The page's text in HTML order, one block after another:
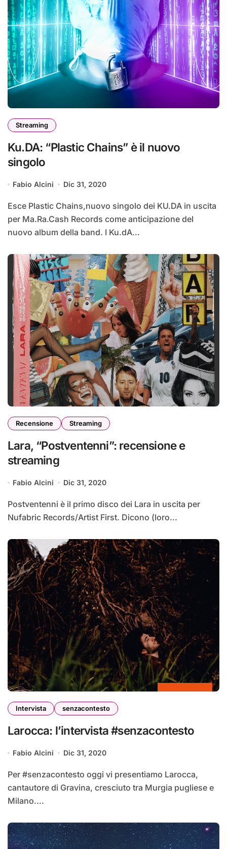
Streaming
Ku.DA: “Plastic Chains” è il nuovo
singolo
Fabio Alcini Dic 31, 2020
Esce Plastic Chains,nuovo singolo dei KU.DA in uscita
per Ma.Ra.Cash Records come anticipazione del
nuovo album della band. I Ku.dA…
Recensione Streaming
Lara, “Postventenni”: recensione e
streaming
Fabio Alcini Dic 31, 2020
Postventenni è il primo disco dei Lara in uscita per
Nufabric Records/Artist First. Dicono (loro...
Intervista senzacontesto
Larocca: l’intervista #senzacontesto
Fabio Alcini Dic 31, 2020
Per #senzacontesto oggi vi presentiamo Larocca,
cantautore di Gravina, cresciuto tra Murgia pugliese e
Milano....